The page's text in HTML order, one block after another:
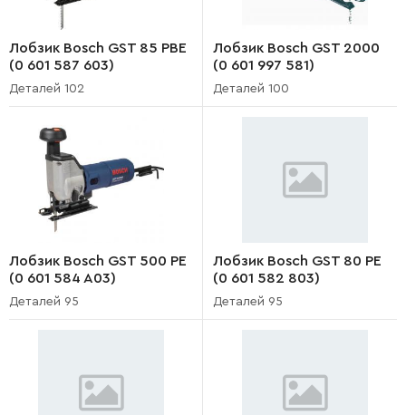
Лобзик Bosch GST 85 PBE
(0 601 587 603)
Деталей 102
Лобзик Bosch GST 2000
(0 601 997 581)
Деталей 100
Лобзик Bosch GST 500 PE
(0 601 584 A03)
Деталей 95
Лобзик Bosch GST 80 PE
(0 601 582 803)
Деталей 95